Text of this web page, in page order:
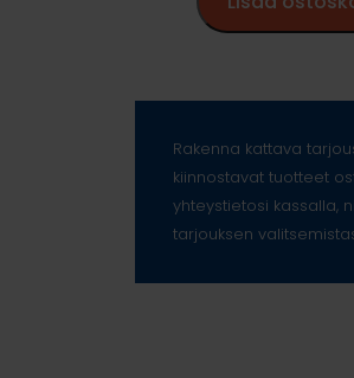
Rakenna kattava
kiinnostavat tuotteet
yhteystietosi kassalla,
tarjouksen